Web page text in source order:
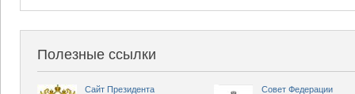
Полезные ссылки
Сайт Президента
Совет Федерации